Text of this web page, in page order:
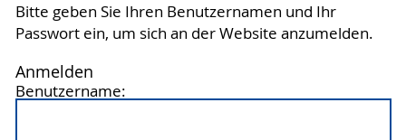
Bitte geben Sie Ihren Benutzernamen und Ihr
Passwort ein, um sich an der Website anzumelden.
Anmelden
Benutzername: